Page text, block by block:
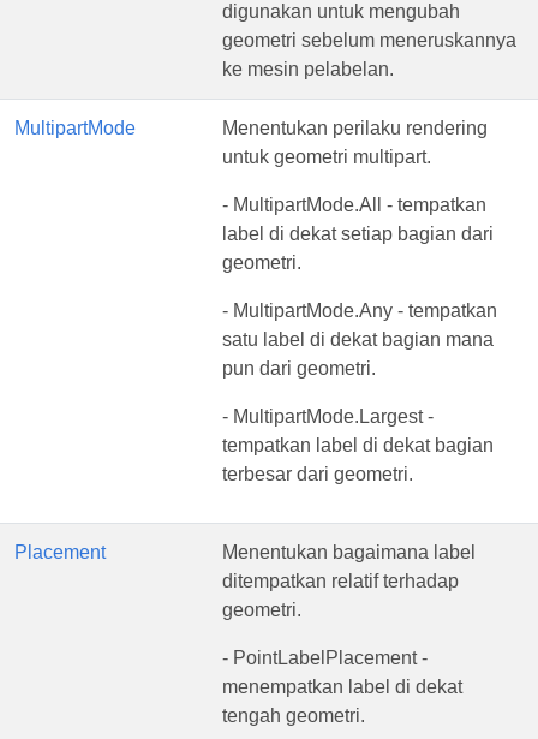
digunakan untuk mengubah
geometri sebelum meneruskannya
ke mesin pelabelan.
MultipartMode
Menentukan perilaku rendering
untuk geometri multipart.
- MultipartMode.All - tempatkan
label di dekat setiap bagian dari
geometri.
- MultipartMode.Any - tempatkan
satu label di dekat bagian mana
pun dari geometri.
- MultipartMode.Largest -
tempatkan label di dekat bagian
terbesar dari geometri.
Placement
Menentukan bagaimana label
ditempatkan relatif terhadap
geometri.
- PointLabelPlacement -
menempatkan label di dekat
tengah geometri.